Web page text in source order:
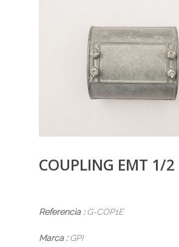
COUPLING EMT 1/2
Referencia :G-COP1E
Marca :GPI